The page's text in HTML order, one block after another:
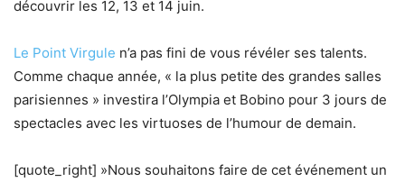
découvrir les 12, 13 et 14 juin.
Le Point Virgule n’a pas fini de vous révéler ses talents.
Comme chaque année, « la plus petite des grandes salles
parisiennes » investira l’Olympia et Bobino pour 3 jours de
spectacles avec les virtuoses de l’humour de demain.
[quote_right] »Nous souhaitons faire de cet événement un